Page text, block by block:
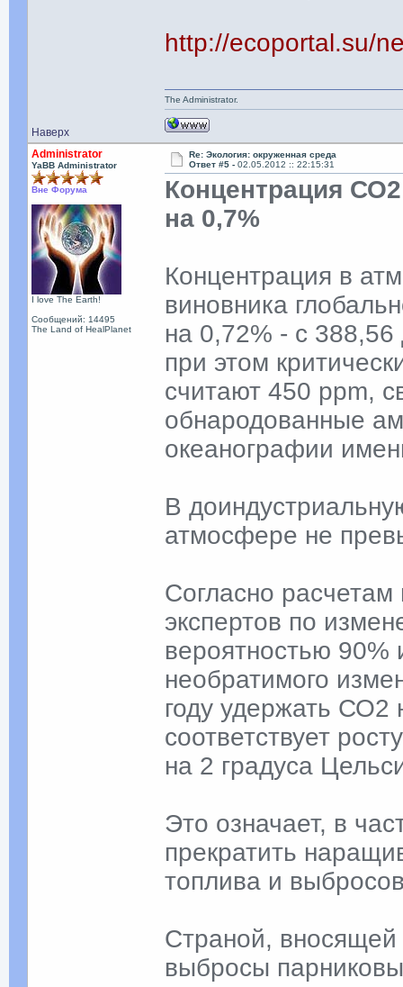
http://ecoportal.su/
Наверх
The Administrator.
Administrator
YaBB Administrator
Вне Форума
I love The Earth!
Сообщений: 14495
The Land of HealPlanet
Re: Экология: окруженная среда
Ответ #5 -02.05.2012 :: 22:15:31
Концентрация
на 0,7%
Концентрация в
виновника
на 0,72% - с
при этом
считают 450 ppm,
обнародованные
океанографии
В
атмосфере не
Согласно
экспертов по
вероятностью 90%
необратимого
году удержать СО2
соответствует
на 2 градуса
Это означает, в
прекратить
топлива и
Страной,
выбросы